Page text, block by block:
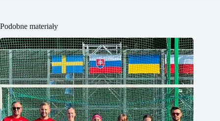
Podobne materiały